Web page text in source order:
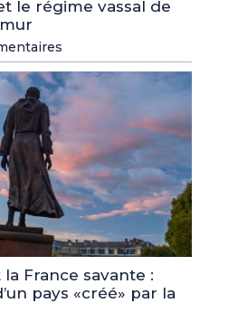
le régime vassal de
France savante :
pays «créé» par la